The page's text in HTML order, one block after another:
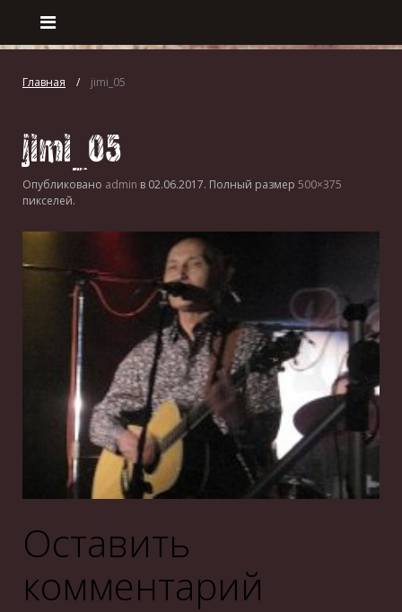
Главная jimi_05
jimi_05
Опубликовано admin в 02.06.2017. Полный размер 500×375
пикселей.
Оставить
комментарий